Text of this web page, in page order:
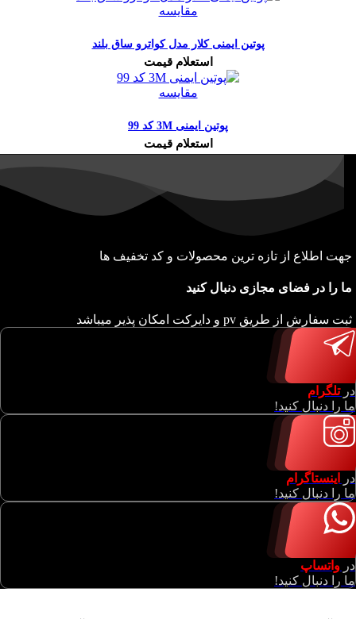
مقایسه
پوتین ایمنی کلار مدل کواترو ساق بلند
استعلام قیمت
مقایسه
پوتین ایمنی 3M کد 99
استعلام قیمت
جهت اطلاع از تازه ترین محصولات و کد تخفیف ها
ما را در فضای مجازی دنبال کنید
ثبت سفارش از طریق pv و دایرکت امکان پذیر میباشد
درتلگرام
ما را دنبال کنید!
در
اینستاگرام
ما را دنبال کنید!
در واتساپ
ما را دنبال کنید!